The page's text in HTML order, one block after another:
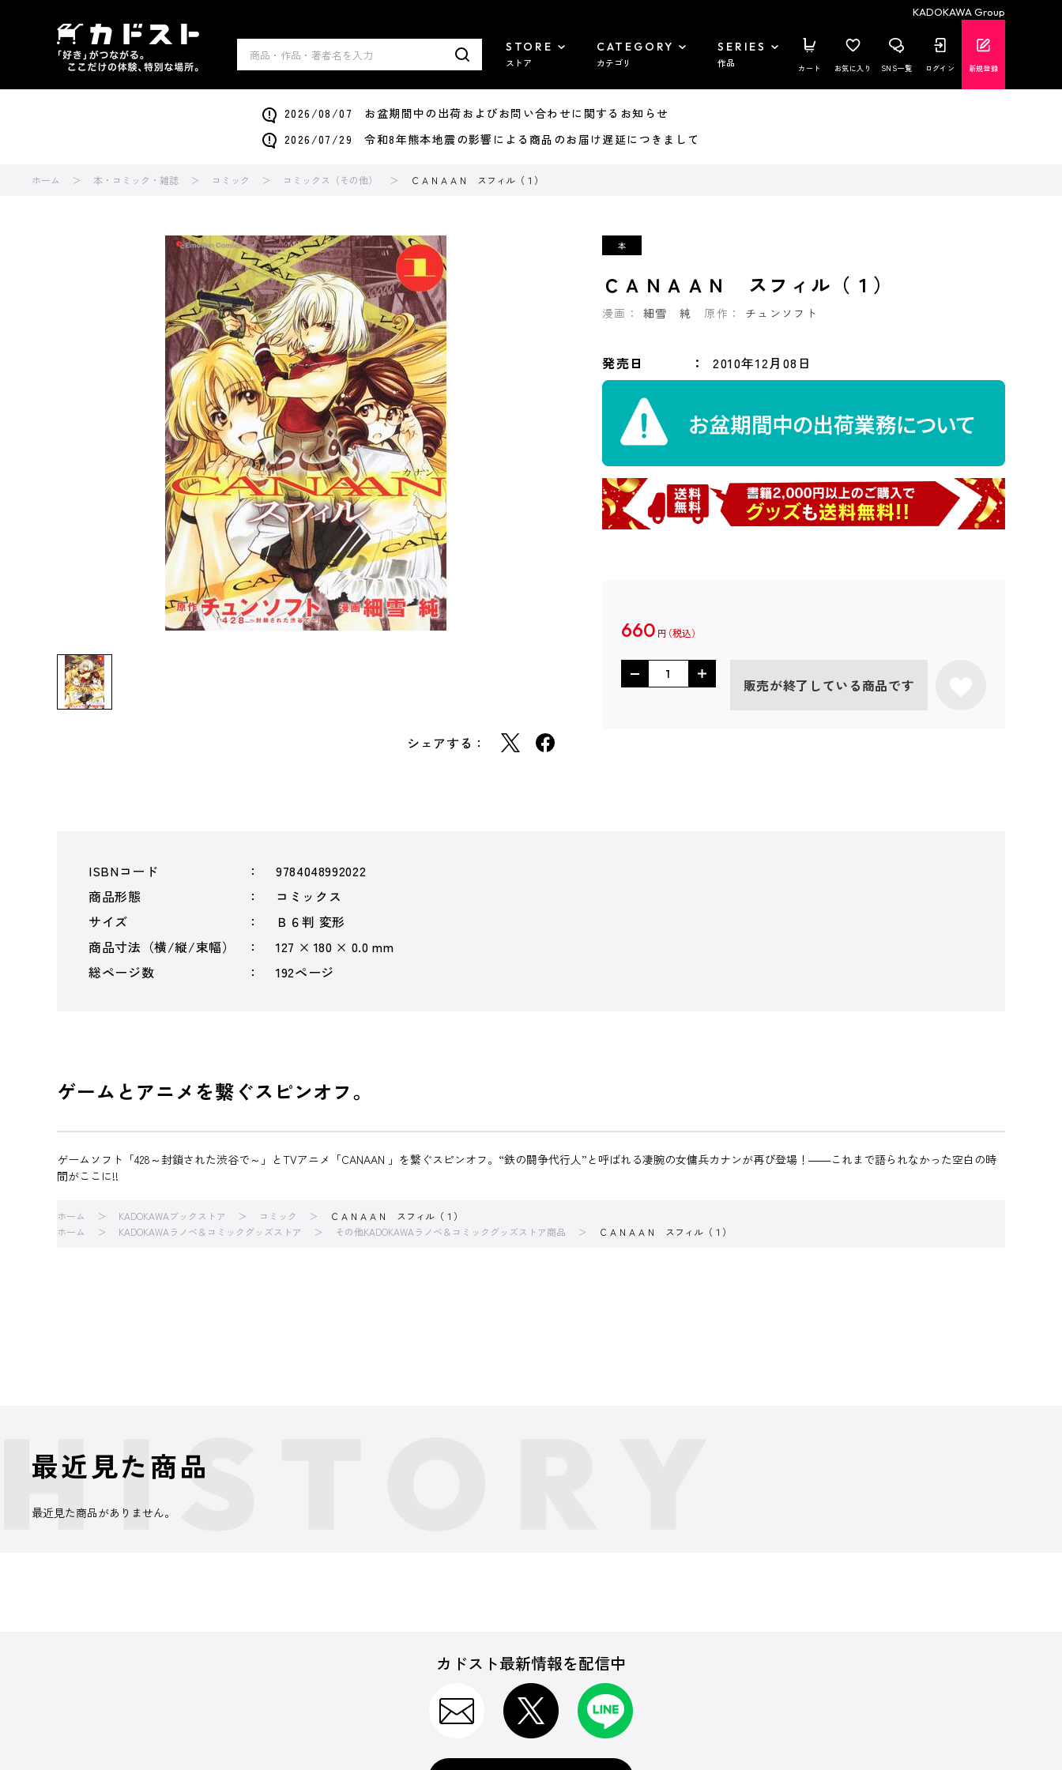
KADOKAWA Group
STORE
ストア
CATEGORY
カテゴリ
SERIES
作品 カート お気に入り SNS一覧 ログイン 新規登録
2026/08/07 お盆期間中の出荷およびお問い合わせに関するお知らせ
2026/07/29 令和8年熊本地震の影響による商品のお届け遅延につきまして
ホーム 本・コミック・雑誌 コミック コミックス（その他） ＣＡＮＡＡＮ スフィル（１）
シェアする：
ＣＡＮＡＡＮ スフィル（１）
漫画： 細雪 純 原作： チュンソフト
発売日 2010年12月08日
660 円
販売が終了している商品です
ISBNコード
9784048992022
商品形態
コミックス
サイズ
Ｂ６判 変形
商品寸法（横/縦/束幅）
127 × 180 × 0.0 mm
総ページ数
192ページ
ゲームとアニメを繋ぐスピンオフ。
ゲームソフト「428～封鎖された渋谷で～」とTVアニメ「CANAAN 」を繋ぐスピンオフ。“鉄の闘争代行人”と呼ばれる凄腕の女傭兵カナンが再び登場！――これまで語られなかった空白の時
間がここに!!
ホーム KADOKAWAブックストア コミック
ＣＡＮＡＡＮ スフィル（１）
ホーム
KADOKAWAラノベ＆コミックグッズストア その他KADOKAWAラノベ＆コミックグッズストア商品 ＣＡＮＡＡＮ スフィル（１）
最近見た商品
最近見た商品がありません。
カドスト最新情報を配信中